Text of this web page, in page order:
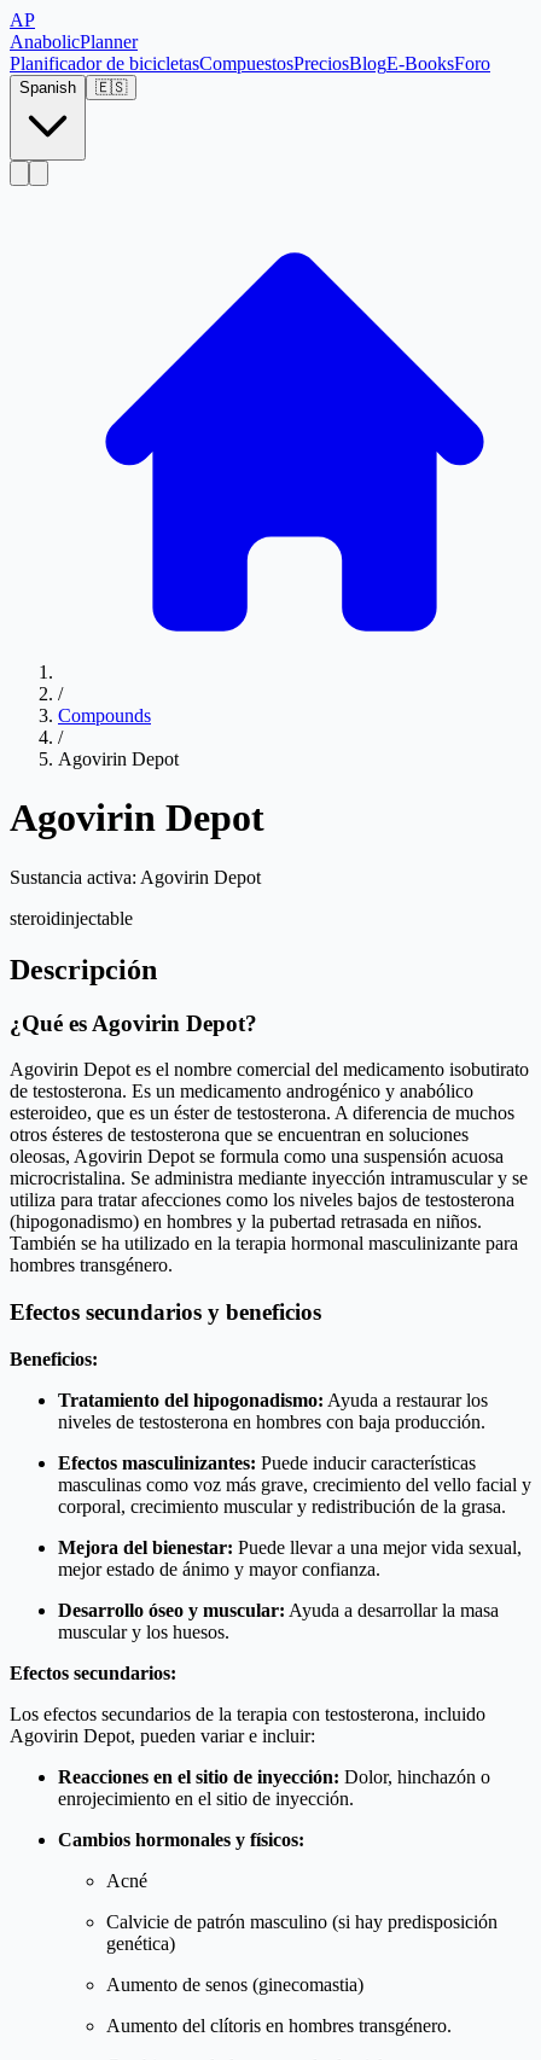
AP
AnabolicPlanner
Planificador de bicicletasCompuestosPreciosBlogE-BooksForo
Spanish 🇪🇸
/
Compounds
/
Agovirin Depot
Agovirin Depot
Sustancia activa: Agovirin Depot
steroidinjectable
Descripción
¿Qué es Agovirin Depot?
Agovirin Depot es el nombre comercial del medicamento isobutirato
de testosterona. Es un medicamento androgénico y anabólico
esteroideo, que es un éster de testosterona. A diferencia de muchos
otros ésteres de testosterona que se encuentran en soluciones
oleosas, Agovirin Depot se formula como una suspensión acuosa
microcristalina. Se administra mediante inyección intramuscular y se
utiliza para tratar afecciones como los niveles bajos de testosterona
(hipogonadismo) en hombres y la pubertad retrasada en niños.
También se ha utilizado en la terapia hormonal masculinizante para
hombres transgénero.
Efectos secundarios y beneficios
Beneficios:
Tratamiento del hipogonadismo: Ayuda a restaurar los
niveles de testosterona en hombres con baja producción.
Efectos masculinizantes: Puede inducir características
masculinas como voz más grave, crecimiento del vello facial y
corporal, crecimiento muscular y redistribución de la grasa.
Mejora del bienestar: Puede llevar a una mejor vida sexual,
mejor estado de ánimo y mayor confianza.
Desarrollo óseo y muscular: Ayuda a desarrollar la masa
muscular y los huesos.
Efectos secundarios:
Los efectos secundarios de la terapia con testosterona, incluido
Agovirin Depot, pueden variar e incluir:
Reacciones en el sitio de inyección: Dolor, hinchazón o
enrojecimiento en el sitio de inyección.
Cambios hormonales y físicos:
Acné
Calvicie de patrón masculino (si hay predisposición
genética)
Aumento de senos (ginecomastia)
Aumento del clítoris en hombres transgénero.